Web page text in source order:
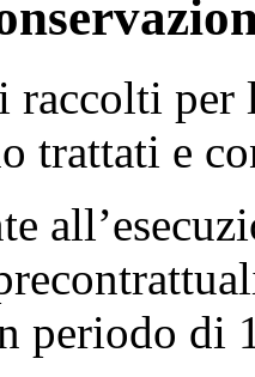
raccolti per
trattati e
periodo di